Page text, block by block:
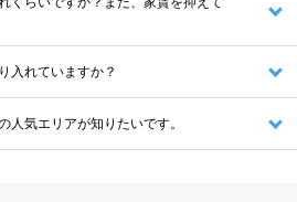
くらいですか？また、家賃を抑えて
入れていますか？
人気エリアが知りたいです。